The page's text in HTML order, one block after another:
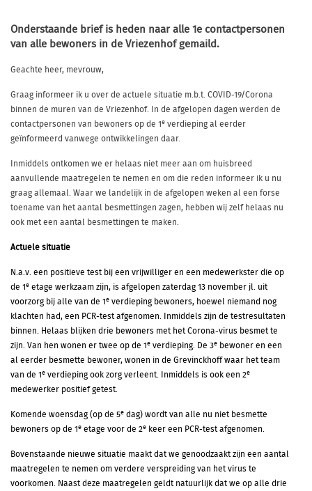
Onderstaande brief is heden naar alle 1e contactpersonen
van alle bewoners in de Vriezenhof gemaild.
Geachte heer, mevrouw,
Graag informeer ik u over de actuele situatie m.b.t. COVID-19/Corona
binnen de muren van de Vriezenhof. In de afgelopen dagen werden de
contactpersonen van bewoners op de 1e verdieping al eerder
geïnformeerd vanwege ontwikkelingen daar.
Inmiddels ontkomen we er helaas niet meer aan om huisbreed
aanvullende maatregelen te nemen en om die reden informeer ik u nu
graag allemaal. Waar we landelijk in de afgelopen weken al een forse
toename van het aantal besmettingen zagen, hebben wij zelf helaas nu
ook met een aantal besmettingen te maken.
Actuele situatie
N.a.v. een positieve test bij een vrijwilliger en een medewerkster die op
de 1e etage werkzaam zijn, is afgelopen zaterdag 13 november jl. uit
voorzorg bij alle van de 1e verdieping bewoners, hoewel niemand nog
klachten had, een PCR-test afgenomen. Inmiddels zijn de testresultaten
binnen. Helaas blijken drie bewoners met het Corona-virus besmet te
zijn. Van hen wonen er twee op de 1e verdieping. De 3e bewoner en een
al eerder besmette bewoner, wonen in de Grevinckhoff waar het team
van de 1e verdieping ook zorg verleent. Inmiddels is ook een 2e
medewerker positief getest.
Komende woensdag (op de 5e dag) wordt van alle nu niet besmette
bewoners op de 1e etage voor de 2e keer een PCR-test afgenomen.
Bovenstaande nieuwe situatie maakt dat we genoodzaakt zijn een aantal
maatregelen te nemen om verdere verspreiding van het virus te
voorkomen. Naast deze maatregelen geldt natuurlijk dat we op alle drie